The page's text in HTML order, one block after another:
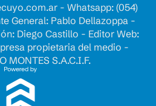
- Whatsapp: (054)
General: Pablo Dellazoppa -
Diego Castillo - Editor Web:
propietaria del medio -
MONTES S.A.C.I.F.